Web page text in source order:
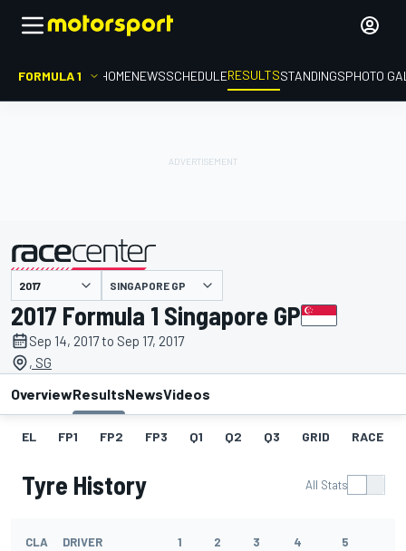
FORMULA 1 HOMENEWSSCHEDULERESULTSSTANDINGSPHOTO
presented by SINGAPORE GP
2017 Formula 1 Singapore GP
Sep 14, 2017 to Sep 17, 2017
, SG
OverviewResultsNewsVideos
EL FP1 FP2 FP3 Q1 Q2 Q3 GRID RACE
Tyre History All Stats
CLA DRIVER 1 2 3 4 5